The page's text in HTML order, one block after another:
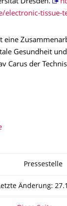
Dresden.
electronic-tissue-
eine
Gesundheit
Carus der
Pressestelle
Änderung: